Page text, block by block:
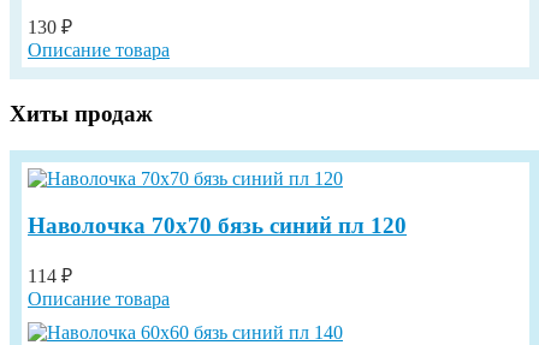
130 ₽
Описание товара
Хиты продаж
Наволочка 70х70 бязь синий пл 120
114 ₽
Описание товара